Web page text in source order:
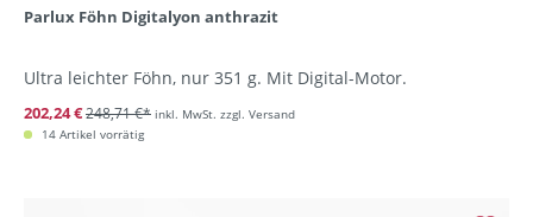
Parlux Föhn Digitalyon anthrazit
Ultra leichter Föhn, nur 351 g. Mit Digital-Motor.
202,24 €248,71 €* inkl. MwSt. zzgl. Versand
14 Artikel vorrätig